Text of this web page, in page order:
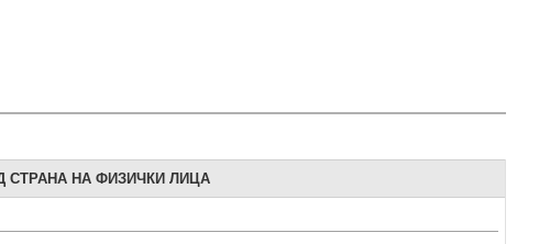
СТРАНА НА ФИЗИЧКИ ЛИЦА